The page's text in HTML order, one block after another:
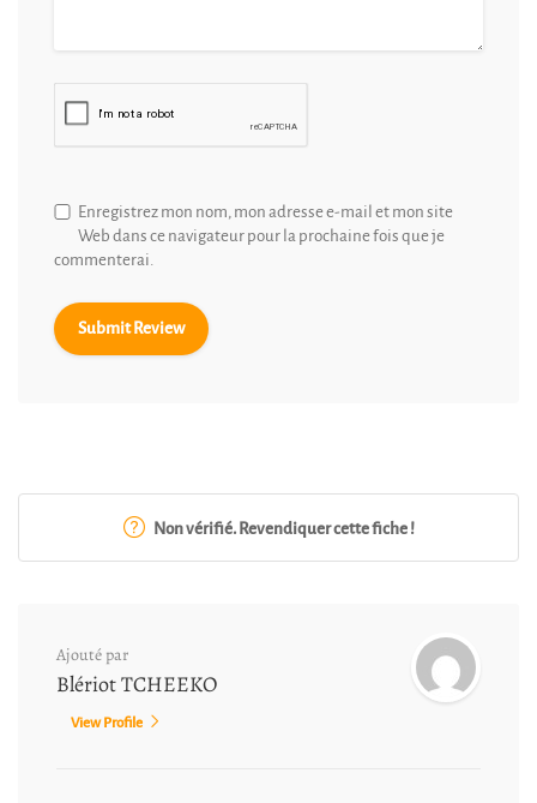
Enregistrez mon nom, mon adresse e-mail et mon site
Web dans ce navigateur pour la prochaine fois que je
commenterai.
Non vérifié. Revendiquer cette fiche !
Ajouté par
Blériot TCHEEKO
View Profile